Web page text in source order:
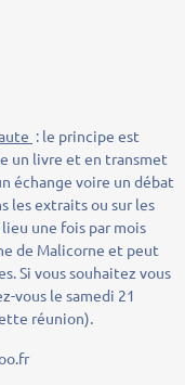
: le principe est
un livre et en transmet
échange voire un débat
les extraits ou sur les
une fois par mois
de Malicorne et peut
Si vous souhaitez vous
vous le samedi 21
réunion).